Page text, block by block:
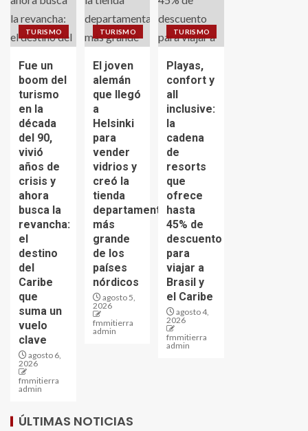
TURISMO
Fue un
boom del
turismo
en la
década
del 90,
vivió
años de
crisis y
ahora
busca la
revancha:
el
destino
del
Caribe
que
suma un
vuelo
clave
agosto 6,
2026
fmmitierra
admin
TURISMO
El joven
alemán
que llegó
a
Helsinki
para
vender
vidrios y
creó la
tienda
departamental
más
grande
de los
países
nórdicos
agosto 5,
2026
fmmitierra
admin
TURISMO
Playas,
confort y
all
inclusive:
la
cadena
de
resorts
que
ofrece
hasta
45% de
descuento
para
viajar a
Brasil y
el Caribe
agosto 4,
2026
fmmitierra
admin
ÚLTIMAS NOTICIAS